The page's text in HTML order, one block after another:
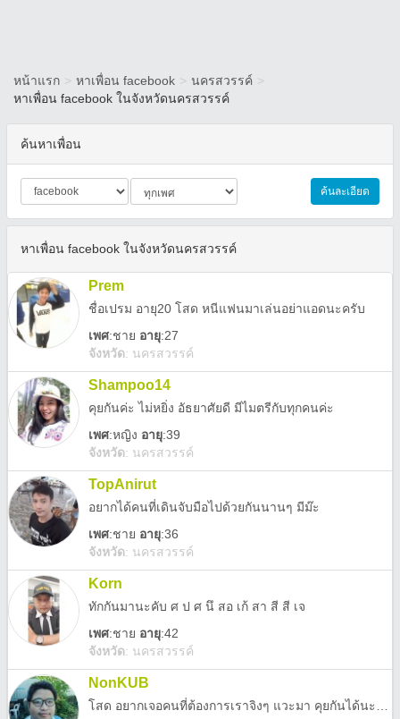
หน้าแรก > หาเพื่อน facebook > นครสวรรค์ >
หาเพื่อน facebook ในจังหวัดนครสวรรค์
ค้นหาเพื่อน
ค้นละเอียด
หาเพื่อน facebook ในจังหวัดนครสวรรค์
Prem
ชื่อเปรม อายุ20 โสด หนีแฟนมาเล่นอย่าแอดนะครับ
เพศ:ชาย อายุ:27
จังหวัด: นครสวรรค์
Shampoo14
คุยกันค่ะ ไม่หยิ่ง อัธยาศัยดี มีไมตรีกับทุกคนค่ะ
เพศ:หญิง อายุ:39
จังหวัด: นครสวรรค์
TopAnirut
อยากได้คนที่เดินจับมือไปด้วยกันนานๆ มีม๊ะ
เพศ:ชาย อายุ:36
จังหวัด: นครสวรรค์
Korn
ทักกันมานะคับ ศ ป ศ นึ สอ เก้ สา สี สี เจ
เพศ:ชาย อายุ:42
จังหวัด: นครสวรรค์
NonKUB